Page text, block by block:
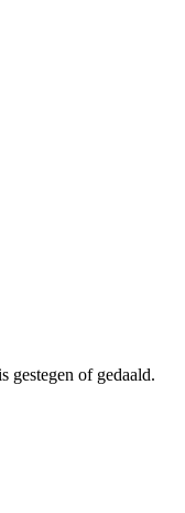
gestegen of gedaald.